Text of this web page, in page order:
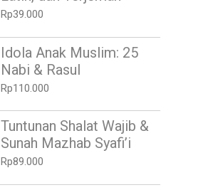
Rp39.000
Idola Anak Muslim: 25
Nabi & Rasul
Rp110.000
Tuntunan Shalat Wajib &
Sunah Mazhab Syafi’i
Rp89.000